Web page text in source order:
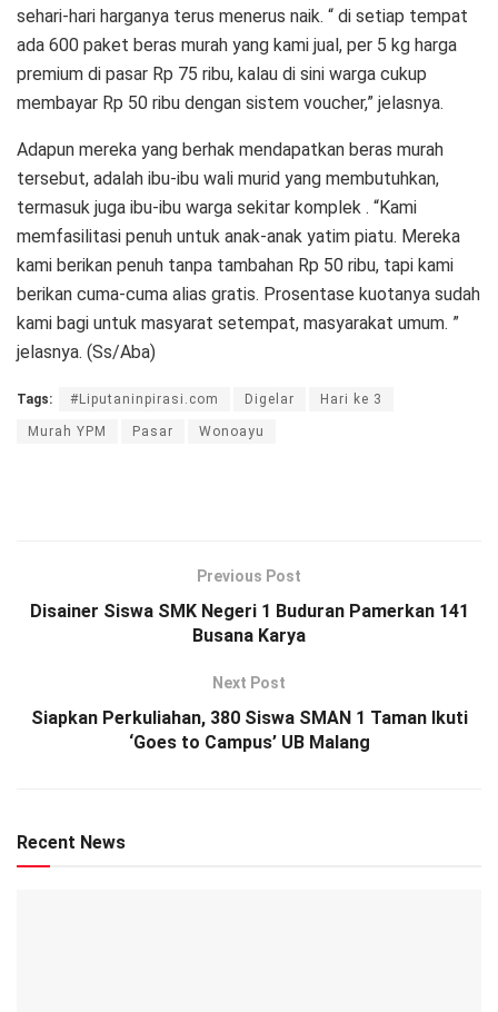
sehari-hari harganya terus menerus naik. “ di setiap tempat
ada 600 paket beras murah yang kami jual, per 5 kg harga
premium di pasar Rp 75 ribu, kalau di sini warga cukup
membayar Rp 50 ribu dengan sistem voucher,” jelasnya.
Adapun mereka yang berhak mendapatkan beras murah
tersebut, adalah ibu-ibu wali murid yang membutuhkan,
termasuk juga ibu-ibu warga sekitar komplek . “Kami
memfasilitasi penuh untuk anak-anak yatim piatu. Mereka
kami berikan penuh tanpa tambahan Rp 50 ribu, tapi kami
berikan cuma-cuma alias gratis. Prosentase kuotanya sudah
kami bagi untuk masyarat setempat, masyarakat umum. ”
jelasnya. (Ss/Aba)
Tags: #Liputaninpirasi.com Digelar Hari ke 3
Murah YPM Pasar Wonoayu
Previous Post
Disainer Siswa SMK Negeri 1 Buduran Pamerkan 141
Busana Karya
Next Post
Siapkan Perkuliahan, 380 Siswa SMAN 1 Taman Ikuti
‘Goes to Campus’ UB Malang
Recent News